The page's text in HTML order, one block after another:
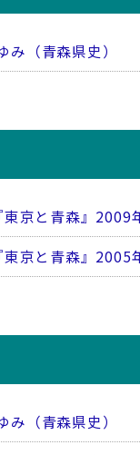
（青森県史）
京と青森』2009
京と青森』2005
（青森県史）